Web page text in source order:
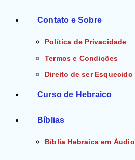
Contato e Sobre
Política de Privacidade
Termos e Condições
Direito de ser Esquecido
Curso de Hebraico
Bíblias
Bíblia Hebraica em Áudio